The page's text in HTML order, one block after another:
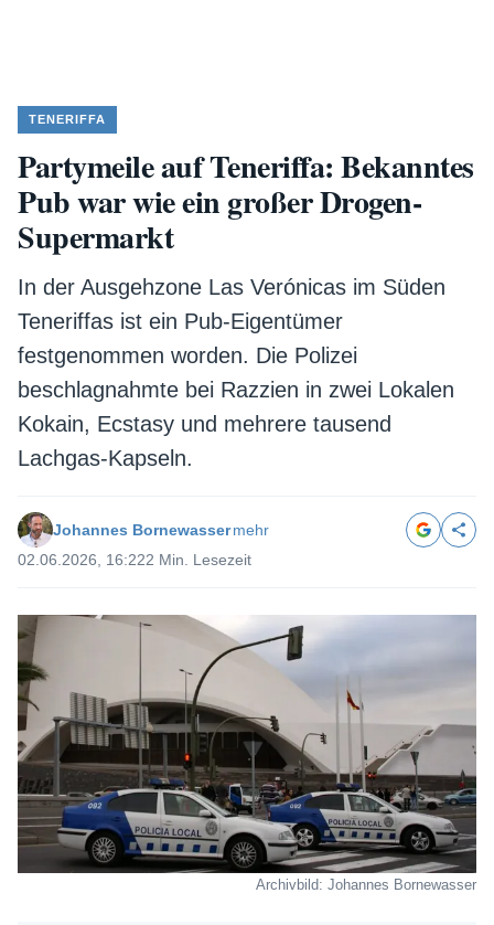
TENERIFFA
Partymeile auf Teneriffa: Bekanntes
Pub war wie ein großer Drogen-
Supermarkt
In der Ausgehzone Las Verónicas im Süden
Teneriffas ist ein Pub-Eigentümer
festgenommen worden. Die Polizei
beschlagnahmte bei Razzien in zwei Lokalen
Kokain, Ecstasy und mehrere tausend
Lachgas-Kapseln.
Johannes Bornewassermehr
02.06.2026, 16:222 Min. Lesezeit
Archivbild: Johannes Bornewasser